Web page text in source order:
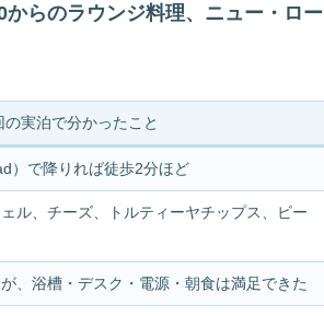
らのラウンジ料理、ニュー・ロー
の実泊で分かったこと
）で降りれば徒歩2分ほど
ル、チーズ、トルティーヤチップス、ビー
、浴槽・デスク・電源・朝食は満足できた